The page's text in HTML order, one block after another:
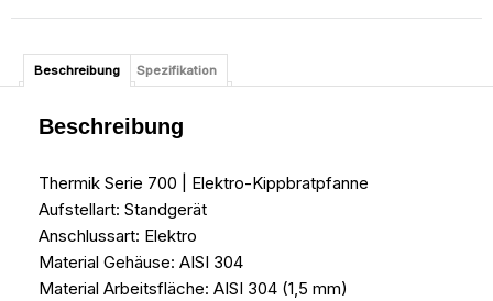
Beschreibung Spezifikation
Beschreibung
Thermik Serie 700 | Elektro-Kippbratpfanne
Aufstellart: Standgerät
Anschlussart: Elektro
Material Gehäuse: AISI 304
Material Arbeitsfläche: AISI 304 (1,5 mm)